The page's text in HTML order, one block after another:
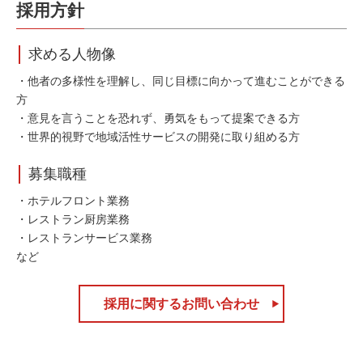
採用方針
求める人物像
・他者の多様性を理解し、同じ目標に向かって進むことができる
方
・意見を言うことを恐れず、勇気をもって提案できる方
・世界的視野で地域活性サービスの開発に取り組める方
募集職種
・ホテルフロント業務
・レストラン厨房業務
・レストランサービス業務
など
採用に関するお問い合わせ